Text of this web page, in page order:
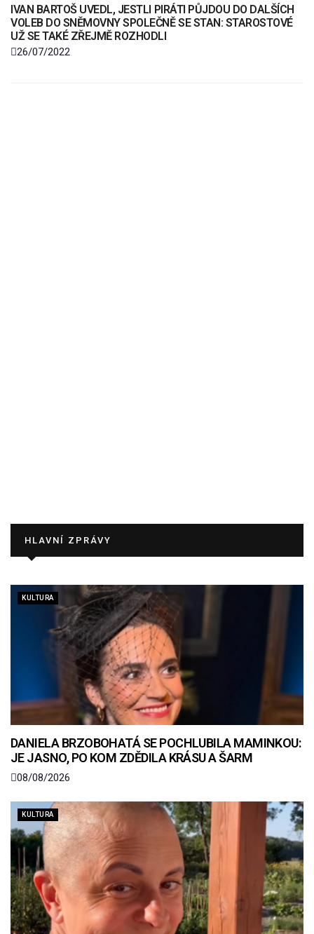
IVAN BARTOŠ UVEDL, JESTLI PIRÁTI PŮJDOU DO DALŠÍCH
VOLEB DO SNĚMOVNY SPOLEČNĚ SE STAN: STAROSTOVÉ
UŽ SE TAKÉ ZŘEJMĚ ROZHODLI
26/07/2022
HLAVNÍ ZPRÁVY
KULTURA
DANIELA BRZOBOHATÁ SE POCHLUBILA MAMINKOU:
JE JASNO, PO KOM ZDĚDILA KRÁSU A ŠARM
08/08/2026
KULTURA